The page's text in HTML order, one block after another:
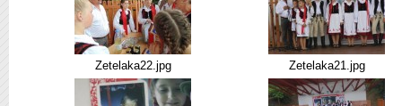
Zetelaka22.jpg Zetelaka21.jpg